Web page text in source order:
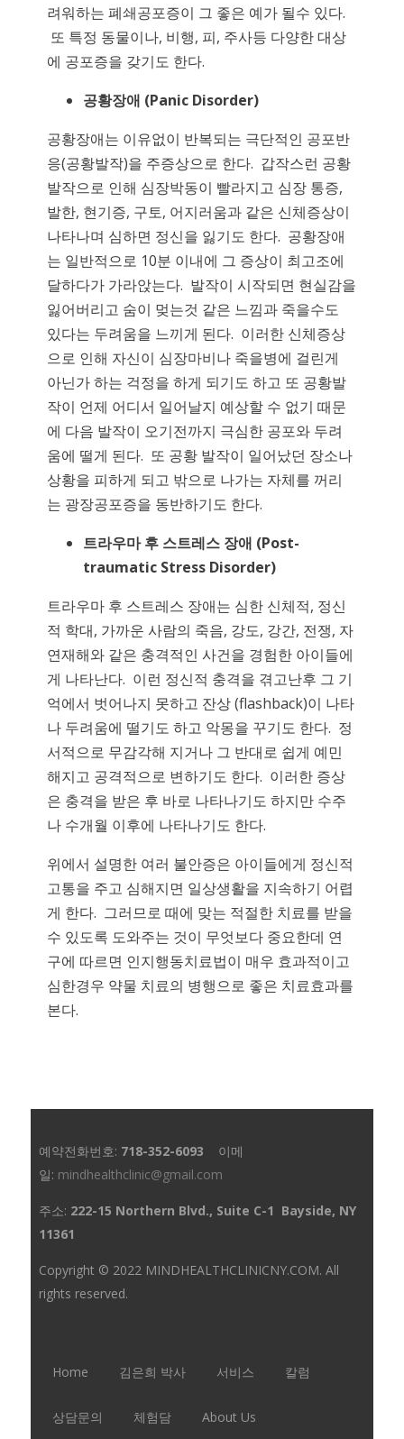
려워하는 폐쇄공포증이 그 좋은 예가 될수 있다.
또 특정 동물이나, 비행, 피, 주사등 다양한 대상
에 공포증을 갖기도 한다.
공황장애 (Panic Disorder)
공황장애는 이유없이 반복되는 극단적인 공포반
응(공황발작)을 주증상으로 한다. 갑작스런 공황
발작으로 인해 심장박동이 빨라지고 심장 통증,
발한, 현기증, 구토, 어지러움과 같은 신체증상이
나타나며 심하면 정신을 잃기도 한다. 공황장애
는 일반적으로 10분 이내에 그 증상이 최고조에
달하다가 가라앉는다. 발작이 시작되면 현실감을
잃어버리고 숨이 멎는것 같은 느낌과 죽을수도
있다는 두려움을 느끼게 된다. 이러한 신체증상
으로 인해 자신이 심장마비나 죽을병에 걸린게
아닌가 하는 걱정을 하게 되기도 하고 또 공황발
작이 언제 어디서 일어날지 예상할 수 없기 때문
에 다음 발작이 오기전까지 극심한 공포와 두려
움에 떨게 된다. 또 공황 발작이 일어났던 장소나
상황을 피하게 되고 밖으로 나가는 자체를 꺼리
는 광장공포증을 동반하기도 한다.
트라우마 후 스트레스 장애 (Post-
traumatic Stress Disorder)
트라우마 후 스트레스 장애는 심한 신체적, 정신
적 학대, 가까운 사람의 죽음, 강도, 강간, 전쟁, 자
연재해와 같은 충격적인 사건을 경험한 아이들에
게 나타난다. 이런 정신적 충격을 겪고난후 그 기
억에서 벗어나지 못하고 잔상 (flashback)이 나타
나 두려움에 떨기도 하고 악몽을 꾸기도 한다. 정
서적으로 무감각해 지거나 그 반대로 쉽게 예민
해지고 공격적으로 변하기도 한다. 이러한 증상
은 충격을 받은 후 바로 나타나기도 하지만 수주
나 수개월 이후에 나타나기도 한다.
위에서 설명한 여러 불안증은 아이들에게 정신적
고통을 주고 심해지면 일상생활을 지속하기 어렵
게 한다. 그러므로 때에 맞는 적절한 치료를 받을
수 있도록 도와주는 것이 무엇보다 중요한데 연
구에 따르면 인지행동치료법이 매우 효과적이고
심한경우 약물 치료의 병행으로 좋은 치료효과를
본다.
예약전화번호: 718-352-6093 이메
일: mindhealthclinic@gmail.com
주소: 222-15 Northern Blvd., Suite C-1 Bayside, NY
11361
Copyright © 2022 MINDHEALTHCLINICNY.COM. All
rights reserved.
Home 김은희 박사 서비스 칼럼
상담문의 체험담 About Us